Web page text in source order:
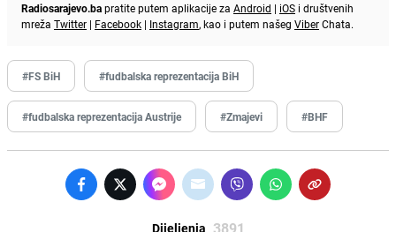
Radiosarajevo.bapratite putem aplikacije za Android | iOS i društvenih
mreža Twitter | Facebook | Instagram, kao i putem našeg ViberChata.
#FS BiH #fudbalska reprezentacija BiH
#fudbalska reprezentacija Austrije #Zmajevi #BHF
Dijeljenja